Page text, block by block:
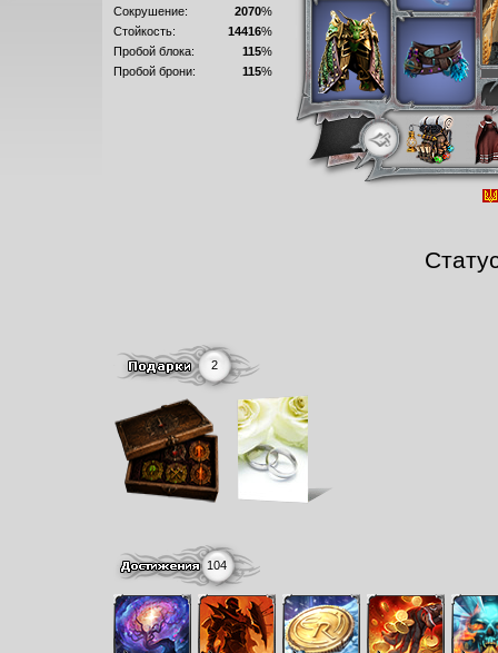
Сокрушение:
2070%
Стойкость:
14416%
Пробой блока:
115%
Пробой брони:
115%
2
104